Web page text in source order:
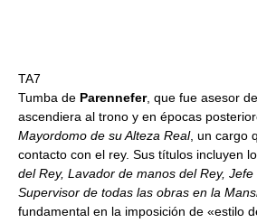
TA7
Tumba de Parennefer, que fue asesor
ascendiera al trono y en épocas
Mayordomo de su Alteza Real, un cargo
contacto con el rey. Sus títulos incluyen
del Rey, Lavador de manos del Rey,
Supervisor de todas las obras en la
fundamental en la imposición de «estilo